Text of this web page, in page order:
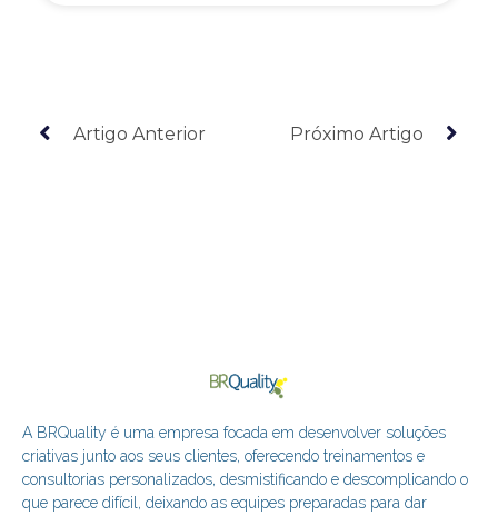
Artigo Anterior Próximo Artigo
A BRQuality é uma empresa focada em desenvolver soluções
criativas junto aos seus clientes, oferecendo treinamentos e
consultorias personalizados, desmistificando e descomplicando o
que parece difícil, deixando as equipes preparadas para dar